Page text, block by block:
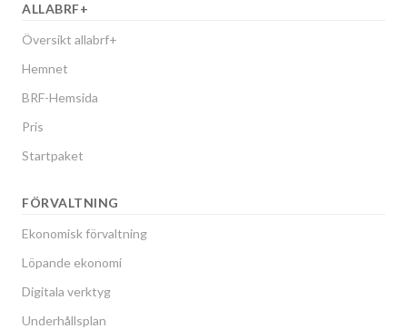
ALLABRF+
Översikt allabrf+
Hemnet
BRF-Hemsida
Pris
Startpaket
FÖRVALTNING
Ekonomisk förvaltning
Löpande ekonomi
Digitala verktyg
Underhållsplan